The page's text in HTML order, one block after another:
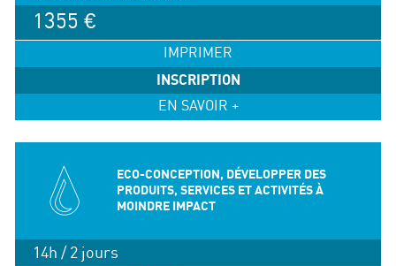
1355 €
IMPRIMER
INSCRIPTION
EN SAVOIR +
ECO-CONCEPTION, DÉVELOPPER DES
PRODUITS, SERVICES ET ACTIVITÉS À
MOINDRE IMPACT
14h / 2 jours